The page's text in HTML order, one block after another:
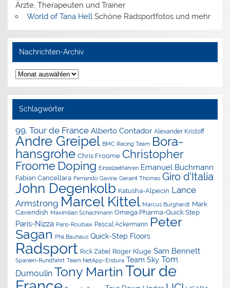
Ärzte, Therapeuten und Trainer
World of Tana HellSchöne Radsportfotos und mehr
Nachrichten-Archiv
Nachrichten-
Archiv
Schlagwörter
99. Tour de France Alberto Contador Alexander Kristoff
Andre Greipel BMC Racing Team Bora-
hansgrohe Chris Froome Christopher
Froome Doping Einzelzeitfahren Emanuel Buchmann
Fabian Cancellara Fernando Gaviria Geraint Thomas Giro d'Italia
John Degenkolb Katusha-Alpecin Lance
Armstrong Marcel Kittel Marcus Burghardt Mark
Cavendish Maximilian Schachmann Omega Pharma-Quick Step
Paris-Nizza Paris-Roubaix Pascal Ackermann Peter
Sagan Phil Bauhaus Quick-Step Floors
Radsport Rick Zabel Roger Kluge Sam Bennett
Spanien-Rundfahrt Team NetApp-Endura Team Sky Tom
Dumoulin Tony Martin Tour de